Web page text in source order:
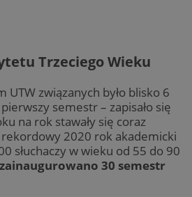
Trzeciego Wieku
UTW związanych było blisko 6
semestr – zapisało się
na rok stawały się coraz
2020 rok akademicki
słuchaczy w wieku od 55 do 90
30 semestr